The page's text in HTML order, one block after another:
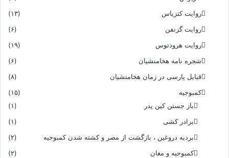
روایت کتزیاس
(۱۳)
روایت گزنفن
(۶)
روایت هرودتوس
(۱۹)
شجره نامه هخامنشیان
(۶)
قبایل پارسی در زمان هخامنشیان
(۸)
کمبوجیه
(۱۵)
باز جستن کین پدر
(۱)
برادر کشی
(۱)
بردیه دروغین ، بازگشت از مصر و کشته شدن کمبوجیه
(۲)
کمبوجیه و مغان
(۲)